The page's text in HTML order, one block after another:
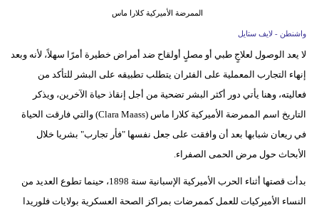
الممرضة الأميركية كلارا ماس
واشنطن - لايف ستايل
لا يعد الوصول لعلاجٍ طبي أو مصلٍ أولقاح ضد أمراض خطيرة أمرًا سهلاً، لأنه وبعد
إنهاء التجارب المعملية على الفئران يتطلب تطبيقه على البشر للتأكد من
فعاليته، وهنا يأتي دور أكثر البشر تضحية من أجل إنقاذ حياة الآخرين، ويذكر
التاريخ اسم الممرضة الأميركية كلارا ماس (Clara Maass) والتي فارقت الحياة
في ريعان شبابها بعد أن وافقت على جعل نفسها "فأر تجارب" بشريا خلال
الأبحاث حول مرض الحمى الصفراء.
بدأت قصتها أثناء الحرب الأميركية الإسبانية سنة 1898، حينما تطوع العديد من
النساء الأميركيات للعمل كممرضات بمراكز الصحة العسكرية بولايات فلوريدا